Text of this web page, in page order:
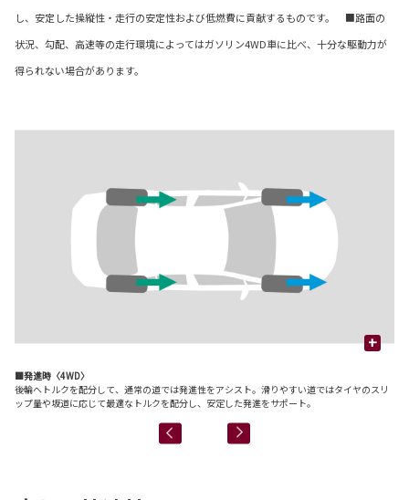
し、安定した操縦性・走行の安定性および低燃費に貢献するものです。 ■路面の
状況、勾配、高速等の走行環境によってはガソリン4WD車に比べ、十分な駆動力が
得られない場合があります。
+
■発進時〈4WD〉
後輪へトルクを配分して、通常の道では発進性をアシスト。滑りやすい道ではタイヤのスリ
ップ量や坂道に応じて最適なトルクを配分し、安定した発進をサポート。